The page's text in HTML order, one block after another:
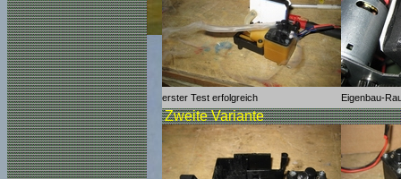
erster Test erfolgreich Eigenbau-
Zweite Variante